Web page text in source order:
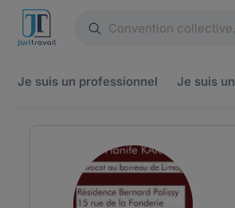
Je suis un professionnel Je suis un